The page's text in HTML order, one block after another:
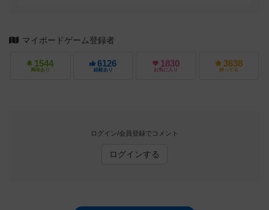
マイボードゲーム登録者
1544
興味あり
6126
経験あり
1830
お気に入り
3638
持ってる
ログイン/会員登録でコメント
ログインする